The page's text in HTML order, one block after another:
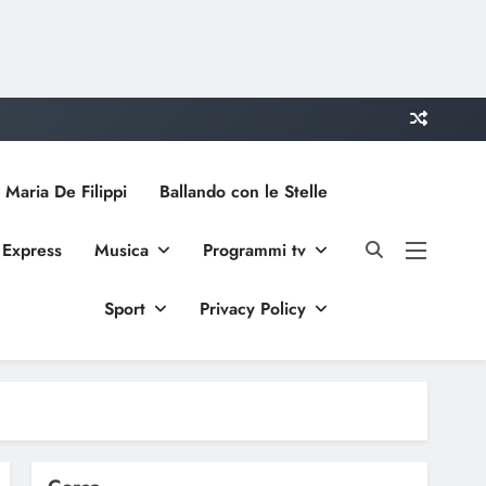
De Filippi Ballando con le Stelle
Musica Programmi tv
Sport Privacy Policy